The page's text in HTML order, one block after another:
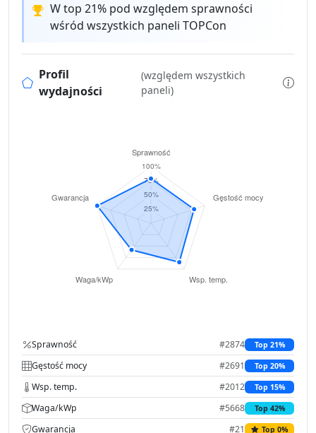
W top 21% pod względem sprawności
wśród wszystkich paneli TOPCon
Profil
wydajności
(względem wszystkich
paneli)
Sprawność #2874 Top 21%
Gęstość mocy #2691 Top 20%
Wsp. temp. #2012 Top 15%
Waga/kWp #5668 Top 42%
Gwarancja #21 Top 0%